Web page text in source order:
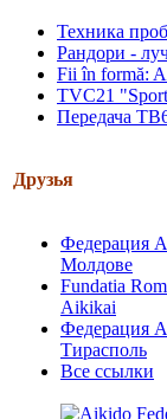
Техника
Рандори -
Fii în formă:
TVC21
Передача
Друзья
Федерация
Молдове
Fundatia
Aikikai
Федерация
Тирасполь
Все ссылки